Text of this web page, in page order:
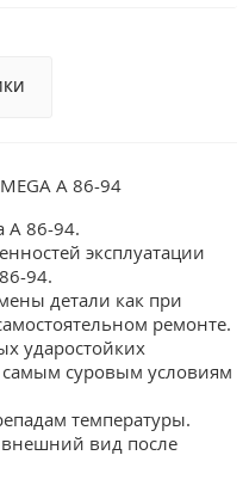
A 86-94
A 86-94.
эксплуатации
94.
детали как при
ремонте.
ударостойких
суровым условиям
температуры.
внешний вид после